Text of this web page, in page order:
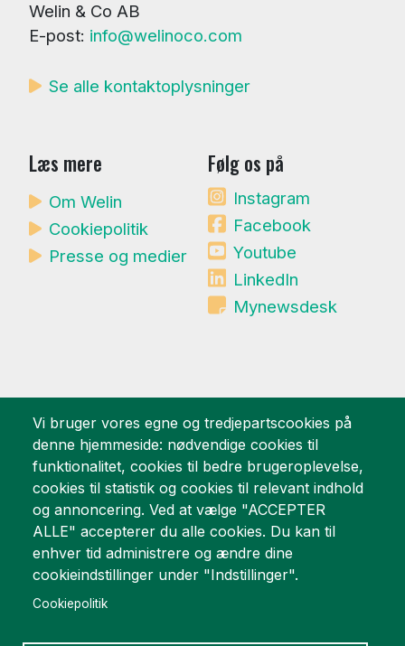
Welin & Co AB
E-post: info@welinoco.com
Se alle kontaktoplysninger
Læs mere
Om Welin
Cookiepolitik
Presse og medier
Følg os på
Instagram
Facebook
Youtube
LinkedIn
Mynewsdesk
Vi er stolte af
Vi bruger vores egne og tredjepartscookies på
denne hjemmeside: nødvendige cookies til
funktionalitet, cookies til bedre brugeroplevelse,
cookies til statistik og cookies til relevant indhold
og annoncering. Ved at vælge "ACCEPTER
ALLE" accepterer du alle cookies. Du kan til
enhver tid administrere og ændre dine
cookieindstillinger under "Indstillinger".
Cookiepolitik